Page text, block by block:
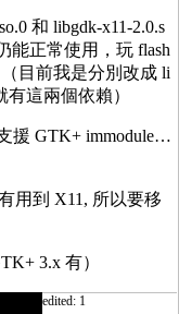
和 libgdk-x11-2.0.s
能正常使用，玩 flash
（目前我是分別改成 li
有這兩個依賴）
援 GTK+ immodule…
用到 X11, 所以要移
3.x 有）
edited: 1